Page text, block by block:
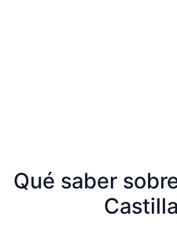
Qué saber